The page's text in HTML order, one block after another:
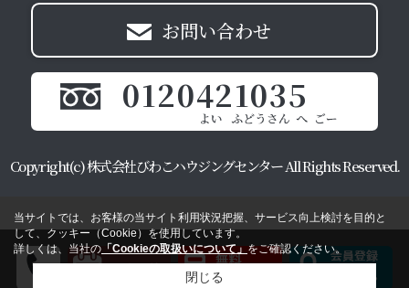
お問い合わせ
0120421035
Copyright(c) 株式会社びわこハウジングセンター All Rights Reserved.
当サイトでは、お客様の当サイト利用状況把握、サービス向上検討を目的と
して、クッキー（Cookie）を使用しています。
詳しくは、当社の 「Cookieの取扱いについて」 をご確認ください。
閉じる